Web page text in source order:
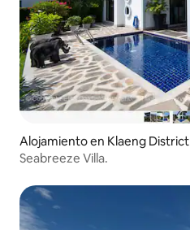
Alojamiento en Klaeng District
Seabreeze Villa.